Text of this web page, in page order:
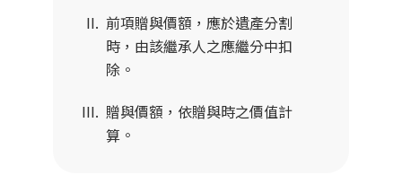
前項贈與價額，應於遺產分割
時，由該繼承人之應繼分中扣
除。
贈與價額，依贈與時之價值計
算。